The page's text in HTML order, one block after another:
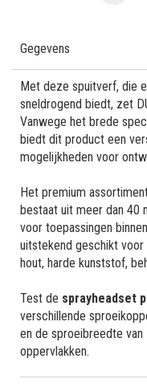
Gegevens
Met deze spuitverf, die
sneldrogend biedt, zet
Vanwege het brede
biedt dit product een
mogelijkheden voor
Het premium
bestaat uit meer dan 40
voor toepassingen
uitstekend geschikt
hout, harde kunststof,
Test de sprayheadset
verschillende
en de sproeibreedte
oppervlakken.